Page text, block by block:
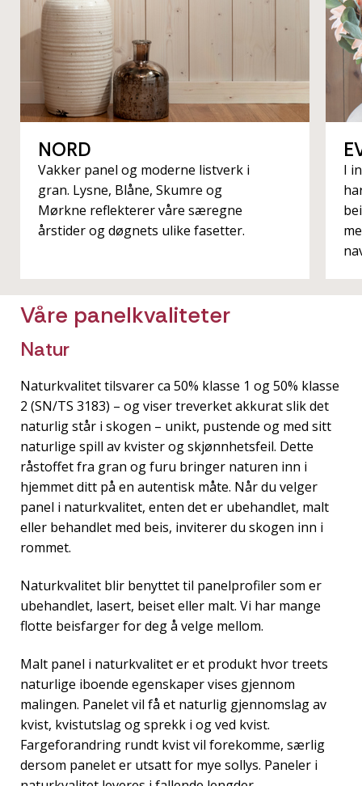
NORD
Vakker panel og moderne listverk i
gran. Lysne, Blåne, Skumre og
Mørkne reflekterer våre særegne
årstider og døgnets ulike fasetter.
I
Våre panelkvaliteter
Natur
Naturkvalitet tilsvarer ca 50% klasse 1 og 50% klasse
2 (SN/TS 3183) – og viser treverket akkurat slik det
naturlig står i skogen – unikt, pustende og med sitt
naturlige spill av kvister og skjønnhetsfeil. Dette
råstoffet fra gran og furu bringer naturen inn i
hjemmet ditt på en autentisk måte. Når du velger
panel i naturkvalitet, enten det er ubehandlet, malt
eller behandlet med beis, inviterer du skogen inn i
rommet.
Naturkvalitet blir benyttet til panelprofiler som er
ubehandlet, lasert, beiset eller malt. Vi har mange
flotte beisfarger for deg å velge mellom.
Malt panel i naturkvalitet er et produkt hvor treets
naturlige iboende egenskaper vises gjennom
malingen. Panelet vil få et naturlig gjennomslag av
kvist, kvistutslag og sprekk i og ved kvist.
Fargeforandring rundt kvist vil forekomme, særlig
dersom panelet er utsatt for mye sollys. Paneler i